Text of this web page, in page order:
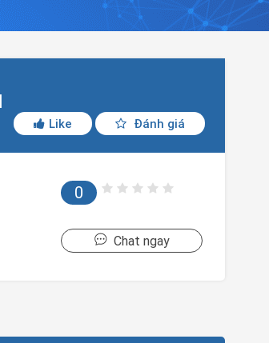
Like Đánh giá
0
Chat ngay